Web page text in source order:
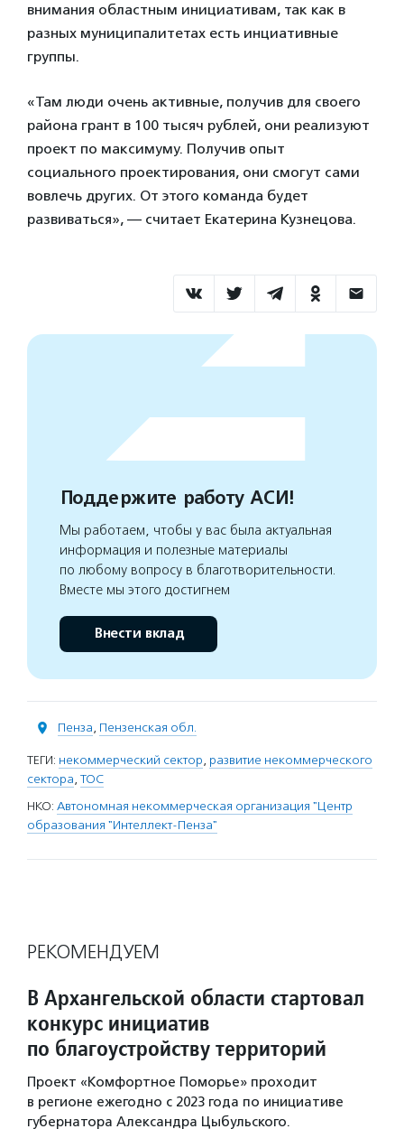
внимания областным инициативам, так как в
разных муниципалитетах есть инциативные
группы.
«Там люди очень активные, получив для своего
района грант в 100 тысяч рублей, они реализуют
проект по максимуму. Получив опыт
социального проектирования, они смогут сами
вовлечь других. От этого команда будет
развиваться», — считает Екатерина Кузнецова.
Поддержите работу АСИ!
Мы работаем, чтобы у вас была актуальная
информация и полезные материалы
по любому вопросу в благотворительности.
Вместе мы этого достигнем
Внести вклад
Пенза, Пензенская обл.
ТЕГИ: некоммерческий сектор, развитие некоммерческого
сектора, ТОС
НКО: Автономная некоммерческая организация "Центр
образования "Интеллект-Пенза"
РЕКОМЕНДУЕМ
В Архангельской области стартовал
конкурс инициатив
по благоустройству территорий
Проект «Комфортное Поморье» проходит
в регионе ежегодно с 2023 года по инициативе
губернатора Александра Цыбульского.